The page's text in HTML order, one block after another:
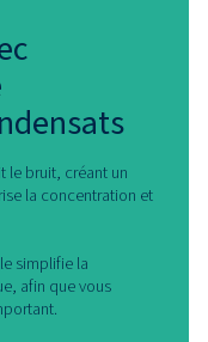
BstAIR
haute pression